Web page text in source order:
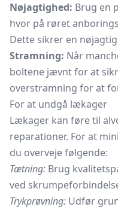
Nøjagtighed: Brug en
hvor på røret
Dette sikrer en
Stramning: Når
boltene jævnt for at
overstramning for at
For at undgå lækager
Lækager kan føre til
reparationer. For at
du overveje følgende:
Tætning: Brug
ved
Trykprøvning: Udfør